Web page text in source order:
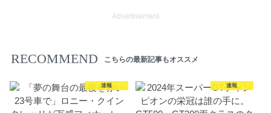
Advertisement
RECOMMEND こちらの最新記事もオススメ
速報 速報